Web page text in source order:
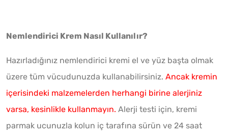
Nemlendirici Krem Nasıl Kullanılır?
Hazırladığınız nemlendirici kremi el ve yüz başta olmak
üzere tüm vücudunuzda kullanabilirsiniz. Ancak kremin
içerisindeki malzemelerden herhangi birine alerjiniz
varsa, kesinlikle kullanmayın. Alerji testi için, kremi
parmak ucunuzla kolun iç tarafına sürün ve 24 saat